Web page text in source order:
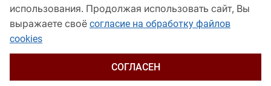
использования. Продолжая использовать сайт, Вы
выражаете своё согласие на обработку файлов
cookies
СОГЛАСЕН
© Кубанские Новости, 2017
Сетевое издание «kubnews» зарегистрировано Федеральной
службой по надзору в сфере связи, информационных технологий
и массовых коммуникаций (Роскомнадзор). Регистрационный
Пашковская, 2). Главный редактор – Филиппов О. Ю.